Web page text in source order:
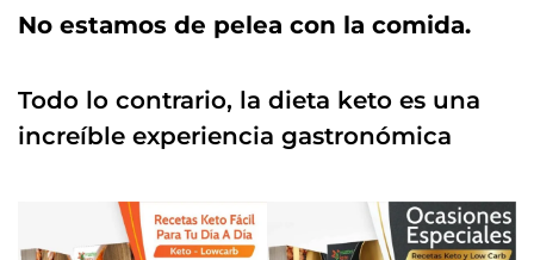
No estamos de pelea con la comida.
Todo lo contrario, la dieta keto es una
increíble experiencia gastronómica